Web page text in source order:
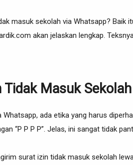
masuk sekolah via Whatsapp? Baik
akan jelaskan lengkap.
Masuk Sekolah
ada etika yang harus
“P P P P”. Jelas, ini sangat tidak
surat izin tidak masuk sekolah